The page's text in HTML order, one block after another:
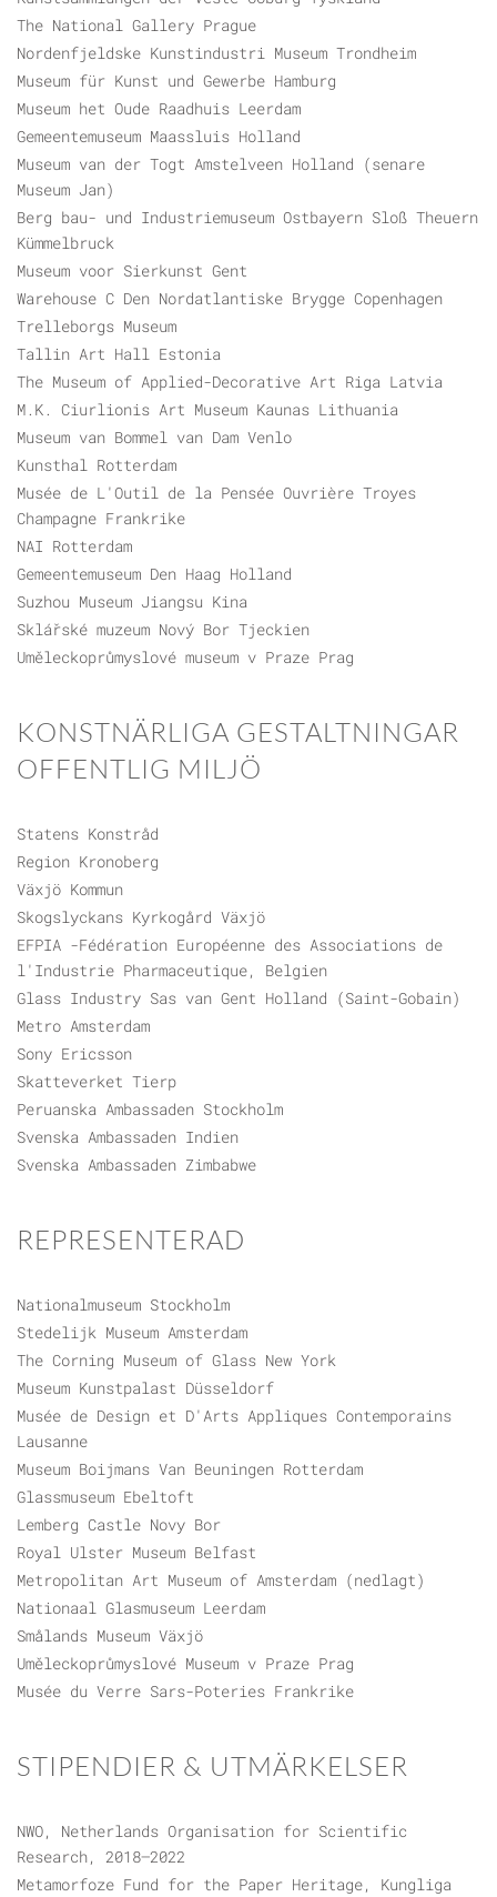
The National Gallery Prague
Nordenfjeldske Kunstindustri Museum Trondheim
Museum für Kunst und Gewerbe Hamburg
Museum het Oude Raadhuis Leerdam
Gemeentemuseum Maassluis Holland
Museum van der Togt Amstelveen Holland (senare
Museum Jan)
Berg bau- und Industriemuseum Ostbayern Sloß Theuern
Kümmelbruck
Museum voor Sierkunst Gent
Warehouse C Den Nordatlantiske Brygge Copenhagen
Trelleborgs Museum
Tallin Art Hall Estonia
The Museum of Applied-Decorative Art Riga Latvia
M.K. Ciurlionis Art Museum Kaunas Lithuania
Museum van Bommel van Dam Venlo
Kunsthal Rotterdam
Musée de L'Outil de la Pensée Ouvrière Troyes
Champagne Frankrike
NAI Rotterdam
Gemeentemuseum Den Haag Holland
Suzhou Museum Jiangsu Kina
Sklářské muzeum Nový Bor Tjeckien
Uměleckoprůmyslové museum v Praze Prag
KONSTNÄRLIGA GESTALTNINGAR
OFFENTLIG MILJÖ
Statens Konstråd
Region Kronoberg
Växjö Kommun
Skogslyckans Kyrkogård Växjö
EFPIA -Fédération Européenne des Associations de
l'Industrie Pharmaceutique, Belgien
Glass Industry Sas van Gent Holland (Saint-Gobain)
Metro Amsterdam
Sony Ericsson
Skatteverket Tierp
Peruanska Ambassaden Stockholm
Svenska Ambassaden Indien
Svenska Ambassaden Zimbabwe
REPRESENTERAD
Nationalmuseum Stockholm
Stedelijk Museum Amsterdam
The Corning Museum of Glass New York
Museum Kunstpalast Düsseldorf
Musée de Design et D'Arts Appliques Contemporains
Lausanne
Museum Boijmans Van Beuningen Rotterdam
Glassmuseum Ebeltoft
Lemberg Castle Novy Bor
Royal Ulster Museum Belfast
Metropolitan Art Museum of Amsterdam (nedlagt)
Nationaal Glasmuseum Leerdam
Smålands Museum Växjö
Uměleckoprůmyslové Museum v Praze Prag
Musée du Verre Sars-Poteries Frankrike
STIPENDIER & UTMÄRKELSER
NWO, Netherlands Organisation for Scientific
Research, 2018–2022
Metamorfoze Fund for the Paper Heritage, Kungliga